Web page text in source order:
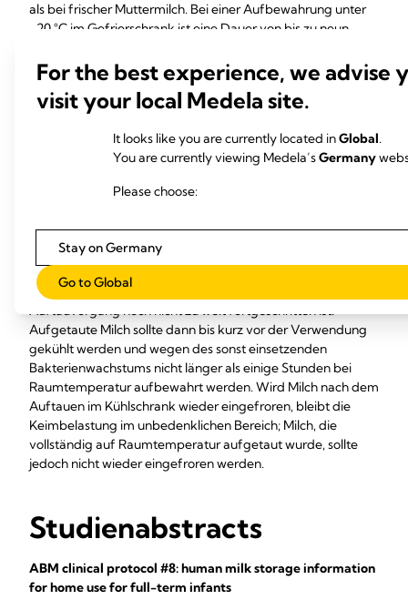
als bei frischer Muttermilch. Bei einer Aufbewahrung unter
-20 °C im Gefrierschrank ist eine Dauer von bis zu neun
Geruchsveränderungen auftreten können, da die Lipase
weiter Fett in Fettsäuren umwandelt.
Eingefrorene Milch kann im Kühlschrank, im warmen
Wasserbad oder unter fliessendem Warmwasser aufgetaut
werden. Muttermilch sollte nicht in heissem Wasser, in der
Temperaturen die antibakteriellen und anderen bioaktiven
Auftauvorgang ist abgeschlossen, wenn die gefrorene Milch
bereits flüssig, aber noch kalt ist und noch vereinzelte
Eiskristalle sichtbar sind. Das Vorhandensein von Eiskristallen
ist ein eindeutiges Anzeichen dafür, dass der
Auftauvorgang noch nicht zu weit fortgeschritten ist.
Aufgetaute Milch sollte dann bis kurz vor der Verwendung
gekühlt werden und wegen des sonst einsetzenden
Bakterienwachstums nicht länger als einige Stunden bei
Raumtemperatur aufbewahrt werden. Wird Milch nach dem
Auftauen im Kühlschrank wieder eingefroren, bleibt die
Keimbelastung im unbedenklichen Bereich; Milch, die
vollständig auf Raumtemperatur aufgetaut wurde, sollte
jedoch nicht wieder eingefroren werden.
Studienabstracts
ABM clinical protocol #8: human milk storage information
for home use for full-term infants
For the best experience, we advise
visit your local Medela site.
It looks like you are currently located inGlobal.
You are currently viewing Medela’sGermany
Please choose:
Stay on Germany
Go to Global